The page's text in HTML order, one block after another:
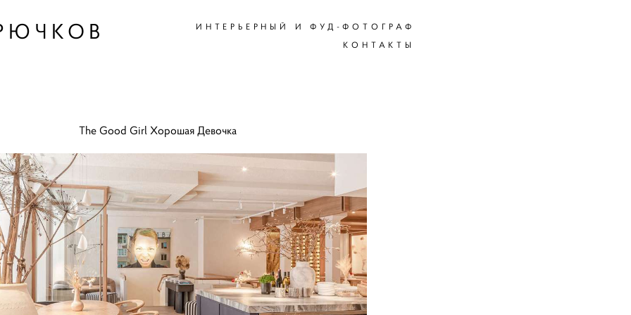
ИНТЕРЬЕРНЫЙ И ФУД-ФОТОГРАФ
КОНТАКТЫ
ИНТЕРЬЕРНЫЙ И ФУД-ФОТОГРАФ
КОНТАКТЫ
The Good Girl Хорошая Девочка